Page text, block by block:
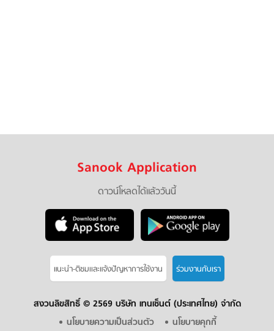
Sanook Application
ดาวน์โหลดได้แล้ววันนี้
แนะนำ-ติชมเเละแจ้งปัญหาการใช้งาน ร่วมงานกับเรา
สงวนลิขสิทธิ์ © 2569 บริษัท เทนเซ็นต์ (ประเทศไทย) จำกัด
นโยบายความเป็นส่วนตัว
นโยบายคุกกี้